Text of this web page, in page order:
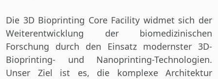
Die 3D Bioprinting Core Facility widmet sich der
Weiterentwicklung der biomedizinischen
Forschung durch den Einsatz modernster 3D-
Bioprinting- und Nanoprinting-Technologien.
Unser Ziel ist es, die komplexe Architektur